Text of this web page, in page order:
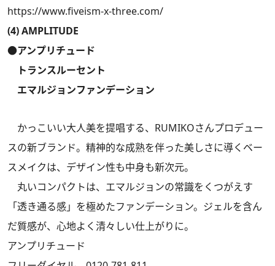
https://www.fiveism-x-three.com/
(4) AMPLITUDE
●アンプリチュード
トランスルーセント
エマルジョンファンデーション
かっこいい大人美を提唱する、RUMIKOさんプロデュー
スの新ブランド。精神的な成熟を伴った美しさに導くベー
スメイクは、デザイン性も中身も新次元。
丸いコンパクトは、エマルジョンの常識をくつがえす
「透き通る感」を極めたファンデーション。ジェルを含ん
だ質感が、心地よく清々しい仕上がりに。
アンプリチュード